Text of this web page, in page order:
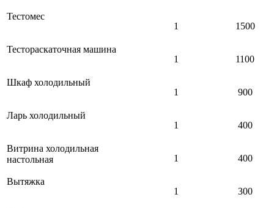
Тестомес
1
1500
Тестораскаточная машина
1
1100
Шкаф холодильный
1
900
Ларь холодильный
1
400
Витрина холодильная
настольная
1 400
Вытяжка
1
300